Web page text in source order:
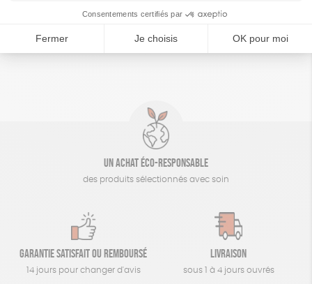
Un achat éco-responsable
des produits sélectionnés avec soin
Garantie satisfait ou remboursé
14 jours pour changer d'avis
Livraison
sous 1 à 4 jours ouvrés